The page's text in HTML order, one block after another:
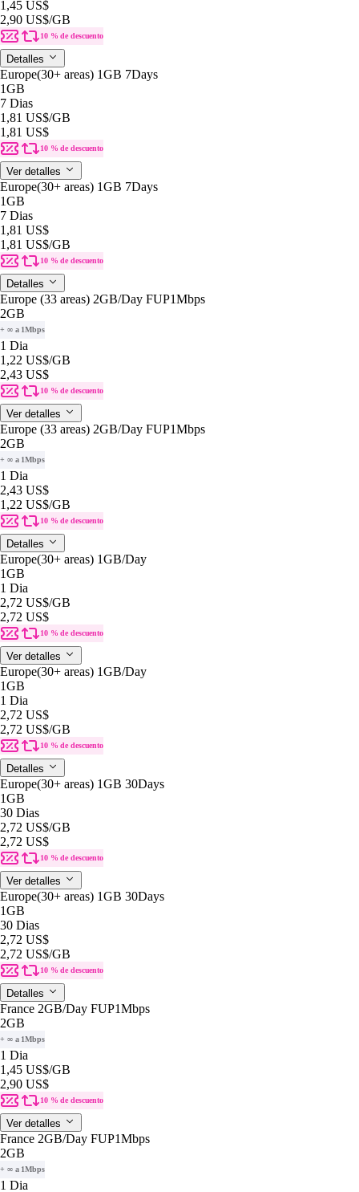
1,45 US$
2,90 US$/GB
10 % de descuento
Detalles
Europe(30+ areas) 1GB 7Days
1GB
7 Dias
1,81 US$/GB
1,81 US$
10 % de descuento
Ver detalles
Europe(30+ areas) 1GB 7Days
1GB
7 Dias
1,81 US$
1,81 US$/GB
10 % de descuento
Detalles
Europe (33 areas) 2GB/Day FUP1Mbps
2GB
+ ∞ a 1Mbps
1 Dia
1,22 US$/GB
2,43 US$
10 % de descuento
Ver detalles
Europe (33 areas) 2GB/Day FUP1Mbps
2GB
+ ∞ a 1Mbps
1 Dia
2,43 US$
1,22 US$/GB
10 % de descuento
Detalles
Europe(30+ areas) 1GB/Day
1GB
1 Dia
2,72 US$/GB
2,72 US$
10 % de descuento
Ver detalles
Europe(30+ areas) 1GB/Day
1GB
1 Dia
2,72 US$
2,72 US$/GB
10 % de descuento
Detalles
Europe(30+ areas) 1GB 30Days
1GB
30 Dias
2,72 US$/GB
2,72 US$
10 % de descuento
Ver detalles
Europe(30+ areas) 1GB 30Days
1GB
30 Dias
2,72 US$
2,72 US$/GB
10 % de descuento
Detalles
France 2GB/Day FUP1Mbps
2GB
+ ∞ a 1Mbps
1 Dia
1,45 US$/GB
2,90 US$
10 % de descuento
Ver detalles
France 2GB/Day FUP1Mbps
2GB
+ ∞ a 1Mbps
1 Dia